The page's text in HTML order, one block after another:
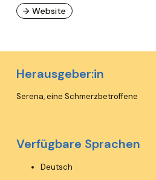
→ Website
Herausgeber:in
Serena, eine Schmerzbetroffene
Verfügbare Sprachen
Deutsch